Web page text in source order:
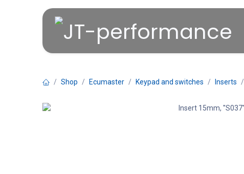
Shop Ecumaster Keypad and switches Inserts